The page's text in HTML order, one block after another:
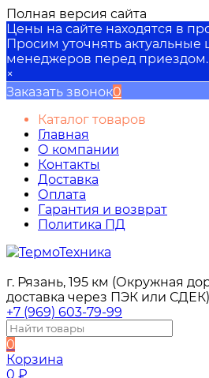
Полная версия сайта
Цены на сайте находятся в
Просим уточнять актуальные
менеджеров перед приездом.
×
Заказать звонок0
Каталог товаров
Главная
О компании
Контакты
Доставка
Оплата
Гарантия и возврат
Политика ПД
г. Рязань, 195 км (Окружная
доставка через ПЭК или СДЕК)
+7 (969) 603-79-99
0
Корзина
0 ₽